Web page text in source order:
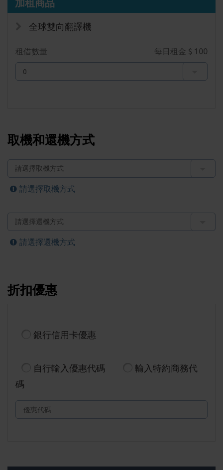
加租商品
全球雙向翻譯機
租借數量 每日租金 $ 100
取機和還機方式
請選擇取機方式
請選擇還機方式
折扣優惠
銀行信用卡優惠
自行輸入優惠代碼
輸入特約商務代
碼